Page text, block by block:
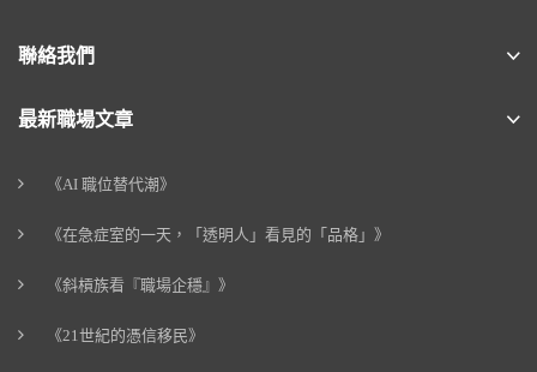
聯絡我們
最新職場文章
《AI 職位替代潮》
《在急症室的一天，「透明人」看見的「品格」》
《斜槓族看『職場企穩』》
《21世紀的憑信移民》